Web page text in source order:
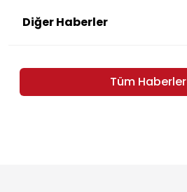
Diğer Haberler
Tüm Haberler